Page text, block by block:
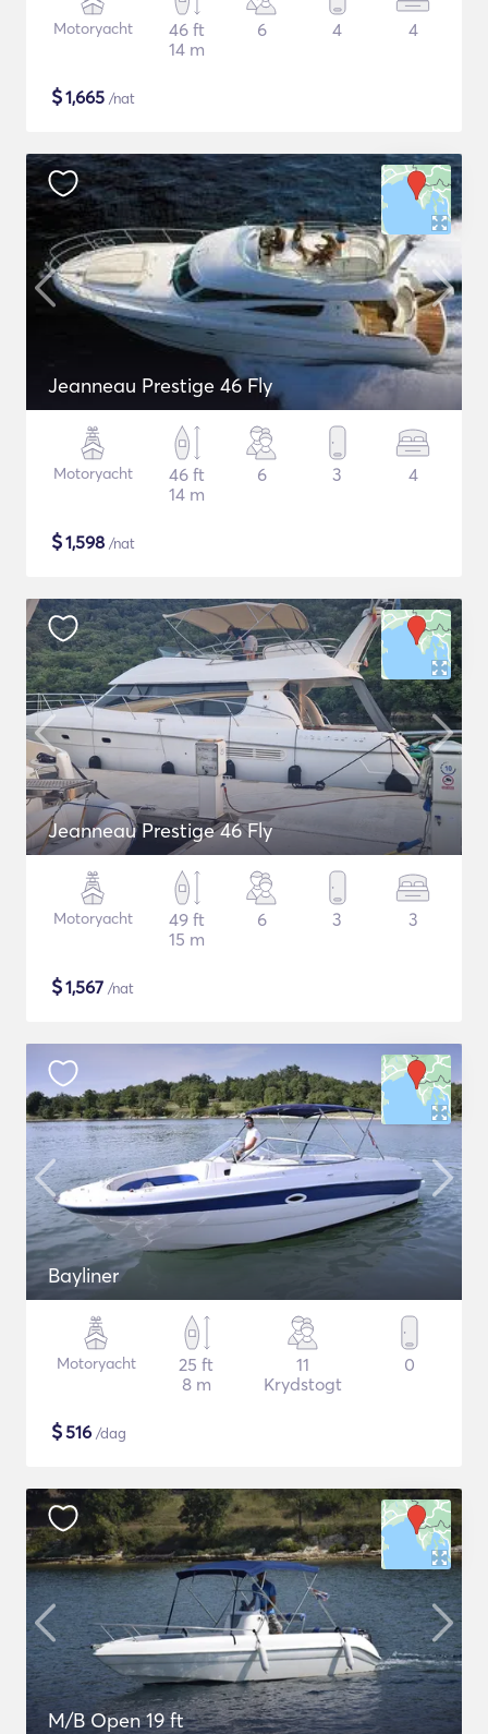
Motoryacht
46 ft
14 m
6 4 4
$1,665 /nat
Jeanneau Prestige 46 Fly
Motoryacht
46 ft
14 m
6 3 4
$1,598 /nat
Jeanneau Prestige 46 Fly
Motoryacht
49 ft
15 m
6 3 3
$1,567 /nat
Bayliner
Motoryacht
25 ft
8 m
11
Krydstogt
0
$516 /dag
M/B Open 19 ft